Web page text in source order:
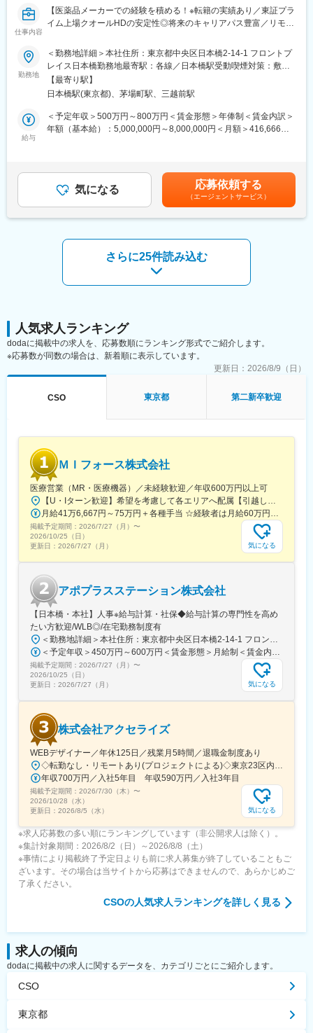
■研修期間について：
研修期間は日勤勤務のみ（9:00～18:00）、土日祝含め月20日程
■在籍社員について：
メンバーは、病院などの臨床からの転職者も多数在籍していま
す。その方のご経験等に応じてカスタマイズした研修を行ってお
安心してご入社し、チームを支えるプロフェッショナル集団の一
翼として活躍できる環境です！
療・医療機器・ヘルスケア業界に特化し、「DIサービス -コンタク
トセンターサービス-」「BPOサービス」「医療機器サポートサー
ビス」「マルチチャネルプロモーションサービス」「ヘルスケア
サポートサービス」の5つの基軸サービスにおいて、 常にお客様
す。
変更の範囲：会社の定める業務
仕事内容
【医薬品メーカーでの経験を積める！※転籍の実績あり／東証プラ
イム上場クオールHDの安定性◎将来のキャリアパス豊富／リモー
応募意思不問のカジュアル面談用の求人となります。
■面談内容：
当社では企業情報は業務内容に関する内容だけでなく、「業界か
ら離れる人を一人でも少なくすること」を目的にキャリア相談を
行っております。
今後の市場予測をもとに、CRAとしてどのようなキャリア構築を
考えるべきか、また外部就労の場合だとどのようなキャリアを歩
す
■外部就労プロジェクトについて：
の面談があり、試験内容や役割を理解したうえでキャリアを選択
「どんな経験を積みたいか」を考えながら主体的にキャリア形成
また、製薬メーカーの就労環境で勤務いただくため、過度な残業
もあり、専門性を高めながら成長することができる環境です。
（成果や評価に応じて就業先メーカーへ転籍した実績もございま
す。）
また、当社では外部就労型だけでなく受託型案件も保有している
たな業務への挑戦など、多様なキャリアパスを描くことが可能で
環器領域）※グローバルスタディ有り
・国内製薬メーカー（皮膚科領域）
・国内製薬メーカー（オンコロジー、泌尿器、アレルギー領
域） など
■人のキャリアに向き合う会社
ご自身の「将来こうなりたい！この経験を積みたい！」という気
持ちに向き合う会社です。キャリア形成に熱い営業担当がいる為
いつでも気軽に相談できます。
1か月1回を目安にメンターとの定期面談あり「業務、キャリアプ
ラン、お悩み相談」等一緒に考える事ができます。
変更の範囲：会社の定める業務
勤務地
＜勤務地詳細＞本社住所：東京都中央区日本橋2-14-1 フロントプ
レイス日本橋勤務地最寄駅：各線／日本橋駅受動喫煙対策：敷地
内喫煙可能場所あり変更の範囲：会社の定める事業所
【最寄り駅】
日本橋駅(東京都)、茅場町駅、三越前駅
給与
＜予定年収＞500万円～800万円＜賃金形態＞年俸制＜賃金内訳＞
年額（基本給）：5,000,000円～8,000,000円＜月額＞416,666円
対象外スタッフ職で入社の場合、時間外手当は別途支給されま
す。賃金はあくまでも目安の金額であり、選考を通じて上下する
可能性があります。月給(月額)は固定手当を含めた表記です。
気になる 応募依頼する
（エージェントサービス）
さらに25件読み込む
人気求人ランキング
dodaに掲載中の求人を、応募数順にランキング形式でご紹介します。
※応募数が同数の場合は、新着順に表示しています。
更新日： 2026/8/9（日）
CSO 東京都 第二新卒歓迎
ＭＩフォース株式会社
医療営業（MR・医療機器）／未経験歓迎／年収600万円以上可
掲載予定期間： 2026/7/27（月） 〜
2026/10/25（日）
更新日： 2026/7/27（月） 気になる
アポプラスステーション株式会社
【日本橋・本社】人事※給与計算・社保◆給与計算の専門性を高め
たい方歓迎/WLB◎/在宅勤務制度有
掲載予定期間： 2026/7/27（月） 〜
2026/10/25（日）
更新日： 2026/7/27（月） 気になる
株式会社アクセライズ
WEBデザイナー／年休125日／残業月5時間／退職金制度あり
年収700万円／入社5年目 年収590万円／入社3年目
掲載予定期間： 2026/7/30（木） 〜
2026/10/28（水）
更新日： 2026/8/5（水） 気になる
※求人応募数の多い順にランキングしています（非公開求人は除く）。
※集計対象期間：2026/8/2（日）～2026/8/8（土）
※事情により掲載終了予定日よりも前に求人募集が終了していることもご
ざいます。その場合は当サイトから応募はできませんので、あらかじめご
了承ください。
CSOの人気求人ランキングを詳しく見る
求人の傾向
dodaに掲載中の求人に関するデータを、カテゴリごとにご紹介します。
CSO
東京都